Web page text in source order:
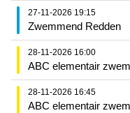
27-11-2026 19:15
Zwemmend Redden
28-11-2026 16:00
ABC elementair
28-11-2026 16:45
ABC elementair